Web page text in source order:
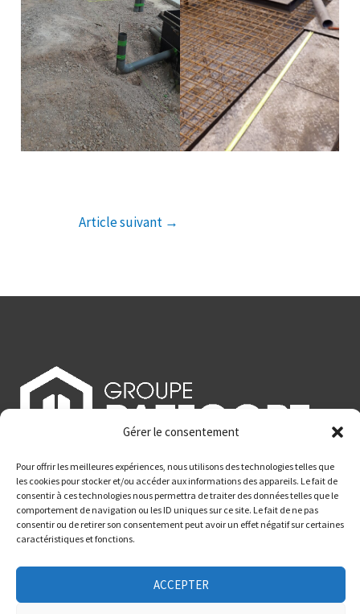
Gérer le consentement
Pour offrir les meilleures expériences, nous utilisons des technologies telles que
les cookies pour stocker et/ou accéder aux informations des appareils. Le fait de
consentir à ces technologies nous permettra de traiter des données telles que le
comportement de navigation ou les ID uniques sur ce site. Le fait de ne pas
consentir ou de retirer son consentement peut avoir un effet négatif sur certaines
caractéristiques et fonctions.
ACCEPTER
Article suivant →
75 route nationale - 59990 Curgies
03 27 36 59 60
2026 - Tous droits réservés
Réalisation :Julien Dupont
Mentions Légales